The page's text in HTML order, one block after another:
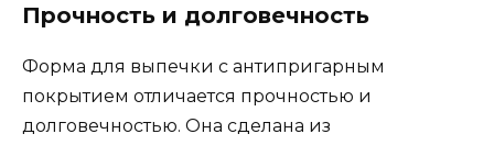
Прочность и долговечность
Форма для выпечки с антипригарным
покрытием отличается прочностью и
долговечностью. Она сделана из